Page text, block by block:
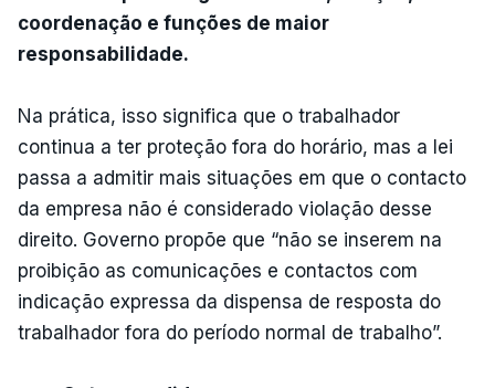
coordenação e funções de maior
responsabilidade.
Na prática, isso significa que o trabalhador
continua a ter proteção fora do horário, mas a lei
passa a admitir mais situações em que o contacto
da empresa não é considerado violação desse
direito. Governo propõe que “não se inserem na
proibição as comunicações e contactos com
indicação expressa da dispensa de resposta do
trabalhador fora do período normal de trabalho”.